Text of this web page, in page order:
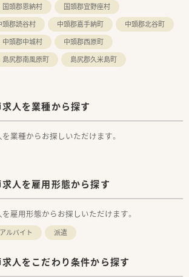
国頭郡恩納村
国頭郡宜野座村
頭郡読谷村 中頭郡嘉手納町
中頭郡北谷町
中頭郡中城村
中頭郡西原町
島尻郡南風原町
島尻郡久米島町
人を業種から探す
業種からお探しいただけます。
人を雇用形態から探す
雇用形態からお探しいただけます。
ルバイト 派遣
人をこだわり条件から探す